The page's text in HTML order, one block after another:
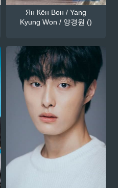
Ян Кён Вон / Yang
Kyung Won / 양경원 ()